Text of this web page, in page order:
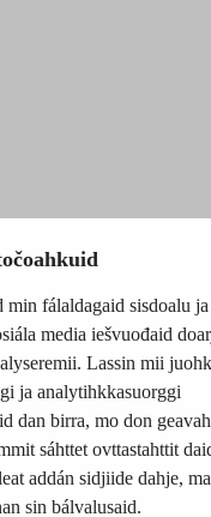
fálaldagaid sisdoalu ja
media iešvuođaid
Lassin mii
ja analytihkkasuorggi
dan birra, mo don
sáhttet ovttastahttit
addán sidjiide dahje,
sin bálvalusaid.